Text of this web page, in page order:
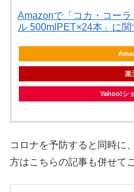
Amazonで「コカ・コー
ル 500mlPET×24本」に
楽
Yahoo!シ
コロナを予防すると同時に
方はこちらの記事も併せて